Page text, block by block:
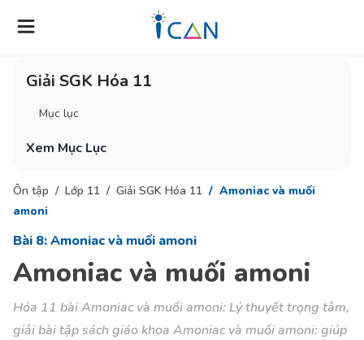
Giải SGK Hóa 11
Mục lục
Xem Mục Lục
Ôn tập Lớp 11 Giải SGK Hóa 11
Amoniac và muối
amoni
Bài 8: Amoniac và muối amoni
Amoniac và muối amoni
Hóa 11 bài Amoniac và muối amoni: Lý thuyết trọng tâm,
giải bài tập sách giáo khoa Amoniac và muối amoni: giúp